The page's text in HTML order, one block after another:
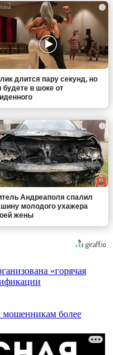
i
длится пару секунд, но
будете в шоке от
i
Андреаполя спалил
молодого ухажера
жены
«горячая
мошенникам более